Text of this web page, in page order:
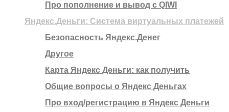
Про пополнение и вывод с QIWI
Яндекс.Деньги: Система виртуальных платежей
Безопасность Яндекс.Денег
Другое
Карта Яндекс Деньги: как получить
Общие вопросы о Яндекс Деньгах
Про вход/регистрацию в Яндекс Деньги